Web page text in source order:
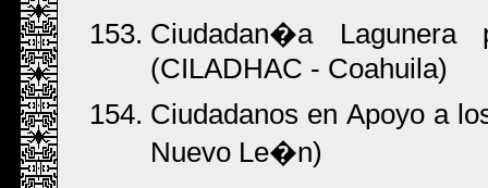
Ciudadan�a
(CILADHAC - Coahuila)
Ciudadanos en Apoyo a
Nuevo Le�n)